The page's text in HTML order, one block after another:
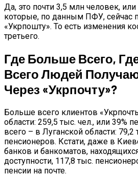
Да, это почти 3,5 млн человек,
которые, по данным ПФУ, сейчас
«Укрпошту». То есть изменения
третьего.
Где Больше Всего,
Всего Людей
Через «Укрпочту»?
Больше всего клиентов
области: 259,5 тыс. чел., или 39%
всего – в Луганской области: 79,2
пенсионеров. Кстати, даже в
банков и банкоматов,
доступности, 117,8 тыс.
пенсии на почте.